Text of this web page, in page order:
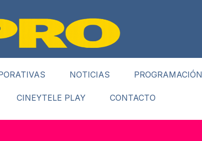
NOTICIAS PROGRAMACIÓN
CINEYTELE PLAY CONTACTO